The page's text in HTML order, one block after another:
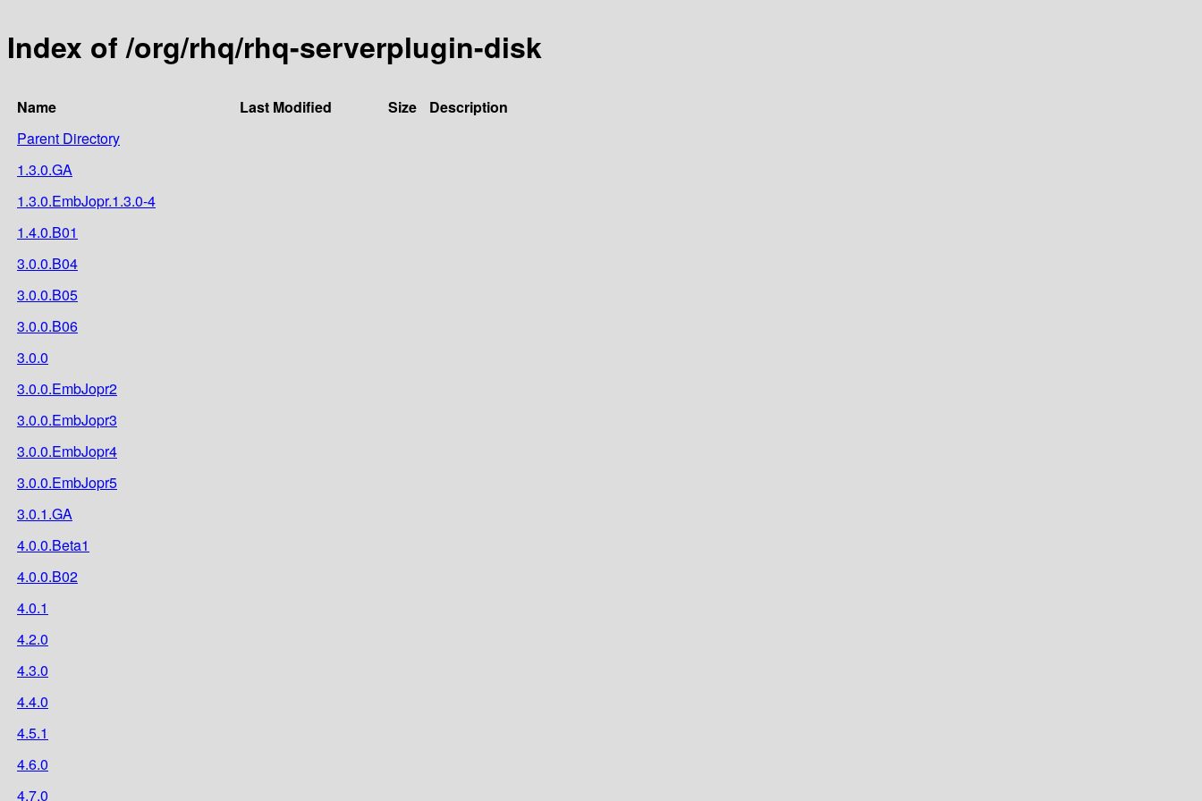
Index of /org/rhq/rhq-serverplugin-disk
Name Last Modified Size
Description
Parent Directory
1.3.0.GA
1.3.0.EmbJopr.1.3.0-4
1.4.0.B01
3.0.0.B04
3.0.0.B05
3.0.0.B06
3.0.0
3.0.0.EmbJopr2
3.0.0.EmbJopr3
3.0.0.EmbJopr4
3.0.0.EmbJopr5
3.0.1.GA
4.0.0.Beta1
4.0.0.B02
4.0.1
4.2.0
4.3.0
4.4.0
4.5.1
4.6.0
4.7.0